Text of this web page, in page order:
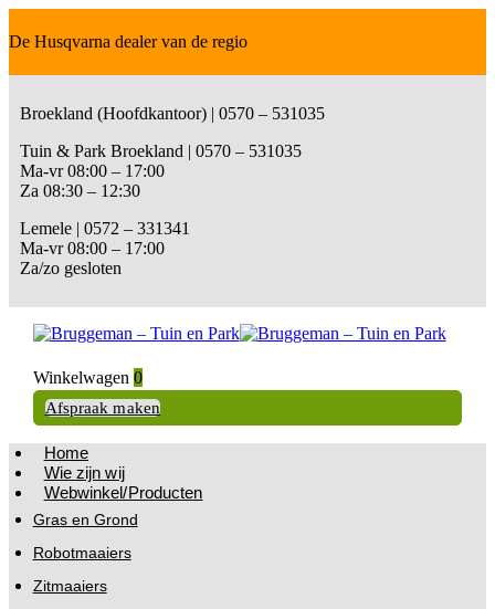
De Husqvarna dealer van de regio
Broekland (Hoofdkantoor) | 0570 – 531035
Tuin & Park Broekland | 0570 – 531035
Ma-vr 08:00 – 17:00
Za 08:30 – 12:30
Lemele | 0572 – 331341
Ma-vr 08:00 – 17:00
Za/zo gesloten
Winkelwagen 0
Afspraak maken
Home
Wie zijn wij
Webwinkel/Producten
Gras en Grond
Robotmaaiers
Zitmaaiers